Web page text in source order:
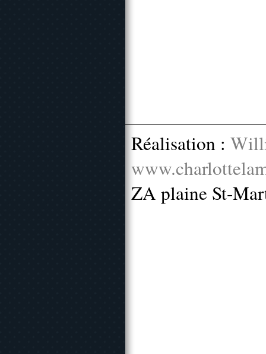
Réalisation :
ZA plaine St-